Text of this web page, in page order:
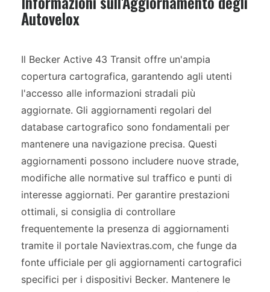
Autovelox
Il Becker Active 43 Transit offre un'ampia
copertura cartografica, garantendo agli utenti
l'accesso alle informazioni stradali più
aggiornate. Gli aggiornamenti regolari del
database cartografico sono fondamentali per
mantenere una navigazione precisa. Questi
aggiornamenti possono includere nuove strade,
modifiche alle normative sul traffico e punti di
interesse aggiornati. Per garantire prestazioni
ottimali, si consiglia di controllare
frequentemente la presenza di aggiornamenti
tramite il portale Naviextras.com, che funge da
fonte ufficiale per gli aggiornamenti cartografici
specifici per i dispositivi Becker. Mantenere le